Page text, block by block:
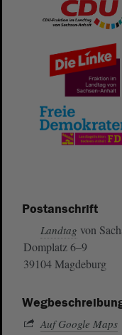
Postanschrift
Landtag von
Domplatz 6–9
39104 Magdeburg
Auf Google Maps